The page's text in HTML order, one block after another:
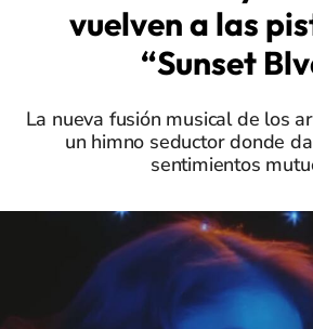
vuelven a las
“Sunset
La nueva fusión musical de los
un himno seductor donde
sentimientos